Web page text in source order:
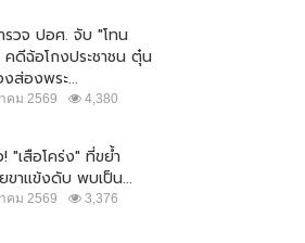
วจ ปอศ. จับ "โทน
ดีฉ้อโกงประชาชน ตุ๋น
ส่องพระ...
คม 2569 4,380
"เสือโคร่ง" ที่ขย้ำ
ขาแข้งดับ พบเป็น...
คม 2569 3,376